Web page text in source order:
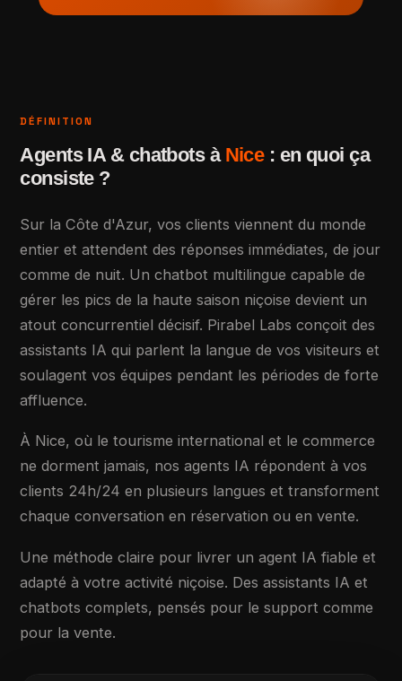
DÉFINITION
Agents IA & chatbots à Nice: en quoi ça
consiste ?
Sur la Côte d'Azur, vos clients viennent du monde
entier et attendent des réponses immédiates, de jour
comme de nuit. Un chatbot multilingue capable de
gérer les pics de la haute saison niçoise devient un
atout concurrentiel décisif. Pirabel Labs conçoit des
assistants IA qui parlent la langue de vos visiteurs et
soulagent vos équipes pendant les périodes de forte
affluence.
À Nice, où le tourisme international et le commerce
ne dorment jamais, nos agents IA répondent à vos
clients 24h/24 en plusieurs langues et transforment
chaque conversation en réservation ou en vente.
Une méthode claire pour livrer un agent IA fiable et
adapté à votre activité niçoise. Des assistants IA et
chatbots complets, pensés pour le support comme
pour la vente.